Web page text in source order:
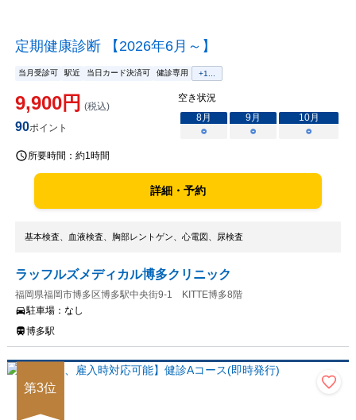
定期健康診断 【2026年6月～】
当月受診可 駅近 当日カード決済可 健診専用 +1...
9,900円 (税込)
90ポイント
空き状況
8月 9月 10月
○
○ ○
所要時間： 約1時間
詳細・予約
基本検査、血液検査、胸部レントゲン、心電図、尿検査
ラッフルズメディカル博多クリニック
福岡県福岡市博多区博多駅中央街9-1 KITTE博多8階
駐車場： なし
博多駅
第3位